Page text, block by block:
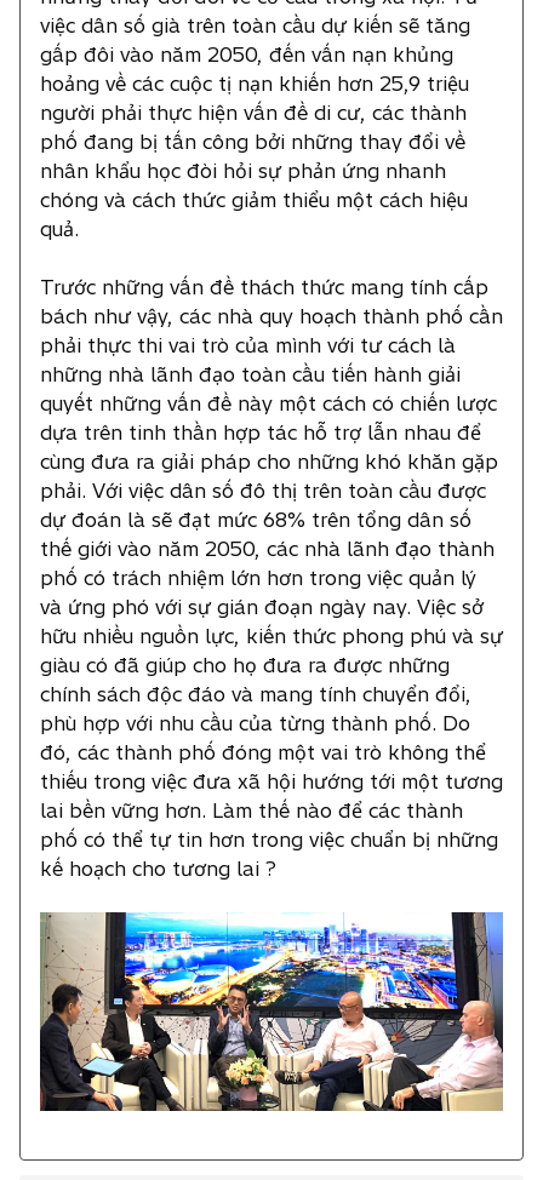
việc dân số già trên toàn cầu dự kiến sẽ tăng
gấp đôi vào năm 2050, đến vấn nạn khủng
hoảng về các cuộc tị nạn khiến hơn 25,9 triệu
người phải thực hiện vấn đề di cư, các thành
phố đang bị tấn công bởi những thay đổi về
nhân khẩu học đòi hỏi sự phản ứng nhanh
chóng và cách thức giảm thiểu một cách hiệu
quả.
Trước những vấn đề thách thức mang tính cấp
bách như vậy, các nhà quy hoạch thành phố cần
phải thực thi vai trò của mình với tư cách là
những nhà lãnh đạo toàn cầu tiến hành giải
quyết những vấn đề này một cách có chiến lược
dựa trên tinh thần hợp tác hỗ trợ lẫn nhau để
cùng đưa ra giải pháp cho những khó khăn gặp
phải. Với việc dân số đô thị trên toàn cầu được
dự đoán là sẽ đạt mức 68% trên tổng dân số
thế giới vào năm 2050, các nhà lãnh đạo thành
phố có trách nhiệm lớn hơn trong việc quản lý
và ứng phó với sự gián đoạn ngày nay. Việc sở
hữu nhiều nguồn lực, kiến thức phong phú và sự
giàu có đã giúp cho họ đưa ra được những
chính sách độc đáo và mang tính chuyển đổi,
phù hợp với nhu cầu của từng thành phố. Do
đó, các thành phố đóng một vai trò không thể
thiếu trong việc đưa xã hội hướng tới một tương
lai bền vững hơn. Làm thế nào để các thành
phố có thể tự tin hơn trong việc chuẩn bị những
kế hoạch cho tương lai ?